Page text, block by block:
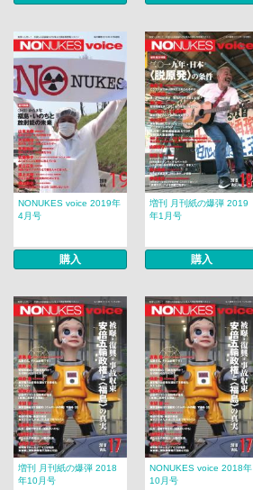
NONUKES voice 2019年
4月号
購入
増刊 月刊紙の爆弾 2019
年1月号
購入
増刊 月刊紙の爆弾 2018
年10月号
NONUKES voice 2018年
10月号